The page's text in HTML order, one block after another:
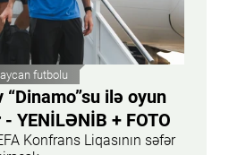
futbolu
“Dinamo”su ilə oyun
YENİLƏNİB + FOTO
Konfrans Liqasının səfər